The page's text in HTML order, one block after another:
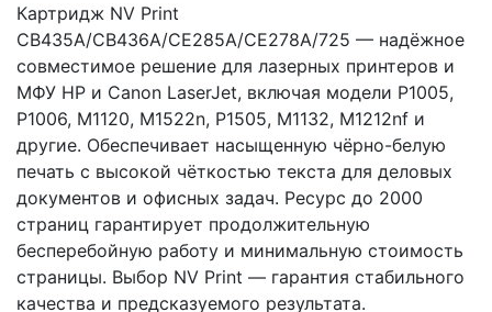
Картридж NV Print
CB435A/CB436A/CE285A/CE278A/725 — надёжное
совместимое решение для лазерных принтеров и
МФУ HP и Canon LaserJet, включая модели P1005,
P1006, M1120, M1522n, P1505, M1132, M1212nf и
другие. Обеспечивает насыщенную чёрно-белую
печать с высокой чёткостью текста для деловых
документов и офисных задач. Ресурс до 2000
страниц гарантирует продолжительную
бесперебойную работу и минимальную стоимость
страницы. Выбор NV Print — гарантия стабильного
качества и предсказуемого результата.